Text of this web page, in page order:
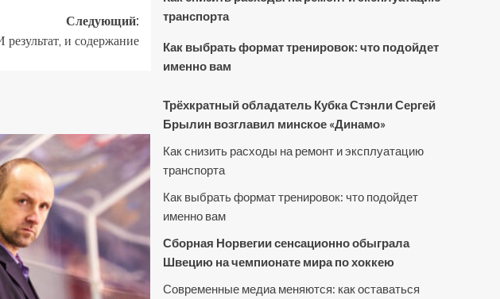
Следующий:
результат, и содержание
транспорта
Как выбрать формат тренировок: что подойдет
именно вам
Трёхкратный обладатель Кубка Стэнли Сергей
Брылин возглавил минское «Динамо»
Как снизить расходы на ремонт и эксплуатацию
транспорта
Как выбрать формат тренировок: что подойдет
именно вам
Сборная Норвегии сенсационно обыграла
Швецию на чемпионате мира по хоккею
Современные медиа меняются: как оставаться